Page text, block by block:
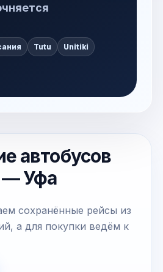
Tutu Unitiki
автобусов
— Уфа
сохранённые рейсы из
а для покупки ведём к